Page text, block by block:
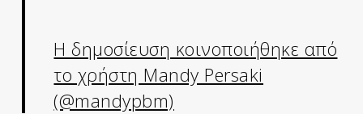
Η δημοσίευση κοινοποιήθηκε από
το χρήστη Mandy Persaki
(@mandypbm)